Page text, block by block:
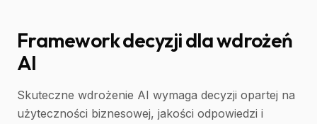
Framework decyzji dla wdrożeń
AI
Skuteczne wdrożenie AI wymaga decyzji opartej na
użyteczności biznesowej, jakości odpowiedzi i